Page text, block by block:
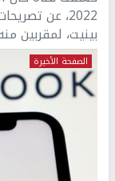
2022، عن
بينيت،
الصفحة الأخيرة